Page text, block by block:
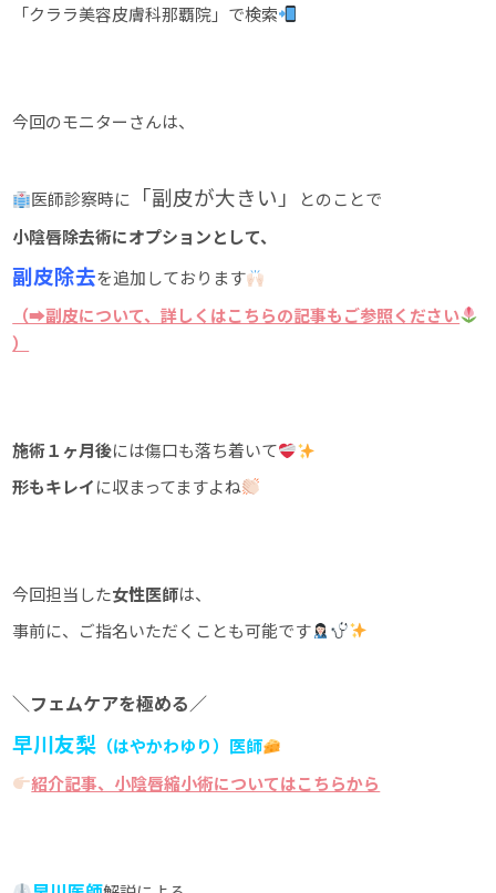
「クララ美容皮膚科那覇院」で検索
今回のモニターさんは、
医師診察時に 「副皮が大きい」
とのことで
小陰唇除去術にオプションとして、
副皮除去を追加しております
（➡副皮について、詳しくはこちらの記事もご参照ください
）
施術１ヶ月後には傷口も落ち着いて
形もキレイに収まってますよね
今回担当した女性医師は、
事前に、ご指名いただくことも可能です
＼フェムケアを極める／
早川友梨 （はやかわゆり）医師
紹介記事、小陰唇縮小術についてはこちらから